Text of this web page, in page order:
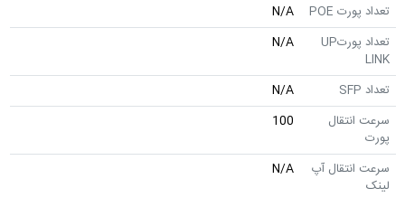
تعداد پورت POE
N/A
تعداد پورتUP
LINK
N/A
تعداد SFP
N/A
سرعت انتقال
پورت
100
سرعت انتقال آپ
لینک
N/A